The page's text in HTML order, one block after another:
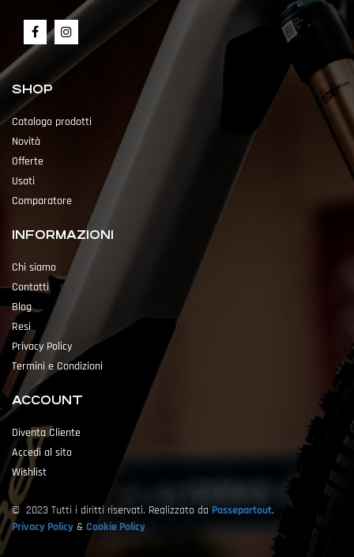
SHOP
Catalogo prodotti
Novità
Offerte
Usati
Comparatore
INFORMAZIONI
Chi siamo
Contatti
Blog
Resi
Privacy Policy
Termini e Condizioni
ACCOUNT
Diventa Cliente
Accedi al sito
Wishlist
© 2023 Tutti i diritti riservati. Realizzato da Passepartout.
Privacy Policy & Cookie Policy